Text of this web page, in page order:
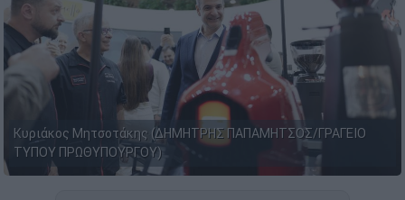
Κυριάκος Μητσοτάκης (ΔΗΜΗΤΡΗΣ ΠΑΠΑΜΗΤΣΟΣ/ΓΡΑΓΕΙΟ
ΤΥΠΟΥ ΠΡΩΘΥΠΟΥΡΓΟΥ)